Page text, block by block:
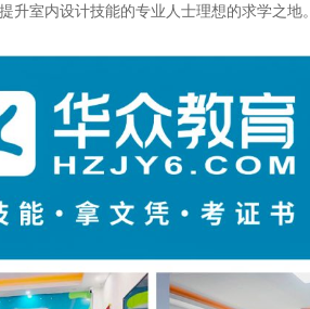
升室内设计技能的专业人士理想的求学之地。